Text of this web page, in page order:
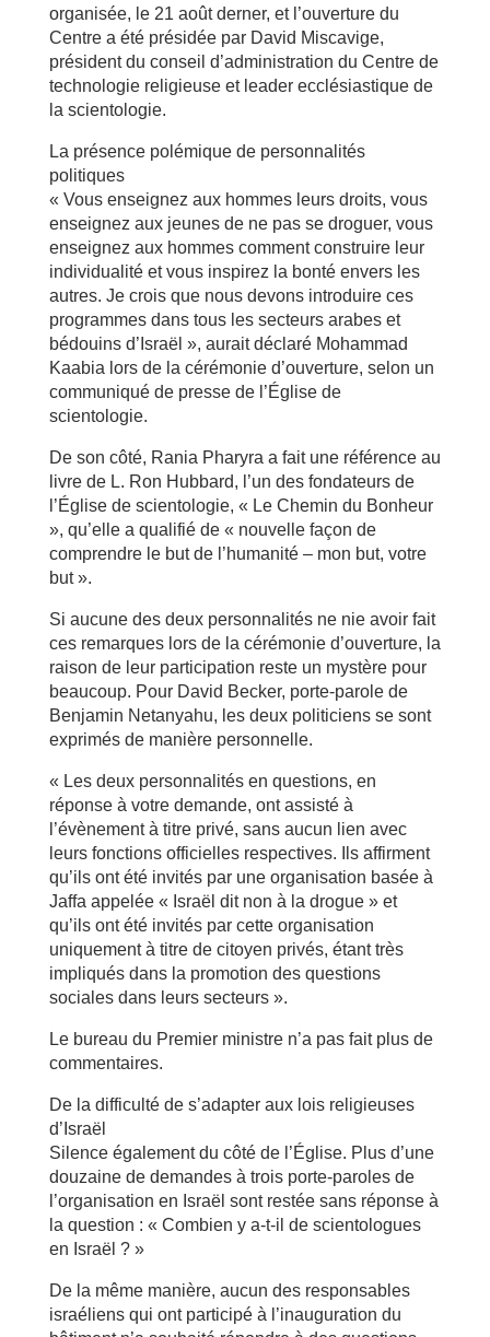
organisée, le 21 août derner, et l’ouverture du
Centre a été présidée par David Miscavige,
président du conseil d’administration du Centre de
technologie religieuse et leader ecclésiastique de
la scientologie.
La présence polémique de personnalités
politiques
« Vous enseignez aux hommes leurs droits, vous
enseignez aux jeunes de ne pas se droguer, vous
enseignez aux hommes comment construire leur
individualité et vous inspirez la bonté envers les
autres. Je crois que nous devons introduire ces
programmes dans tous les secteurs arabes et
bédouins d’Israël », aurait déclaré Mohammad
Kaabia lors de la cérémonie d’ouverture, selon un
communiqué de presse de l’Église de
scientologie.
De son côté, Rania Pharyra a fait une référence au
livre de L. Ron Hubbard, l’un des fondateurs de
l’Église de scientologie, « Le Chemin du Bonheur
», qu’elle a qualifié de « nouvelle façon de
comprendre le but de l’humanité – mon but, votre
but ».
Si aucune des deux personnalités ne nie avoir fait
ces remarques lors de la cérémonie d’ouverture, la
raison de leur participation reste un mystère pour
beaucoup. Pour David Becker, porte-parole de
Benjamin Netanyahu, les deux politiciens se sont
exprimés de manière personnelle.
« Les deux personnalités en questions, en
réponse à votre demande, ont assisté à
l’évènement à titre privé, sans aucun lien avec
leurs fonctions officielles respectives. Ils affirment
qu’ils ont été invités par une organisation basée à
Jaffa appelée « Israël dit non à la drogue » et
qu’ils ont été invités par cette organisation
uniquement à titre de citoyen privés, étant très
impliqués dans la promotion des questions
sociales dans leurs secteurs ».
Le bureau du Premier ministre n’a pas fait plus de
commentaires.
De la difficulté de s’adapter aux lois religieuses
d’Israël
Silence également du côté de l’Église. Plus d’une
douzaine de demandes à trois porte-paroles de
l’organisation en Israël sont restée sans réponse à
la question : « Combien y a-t-il de scientologues
en Israël ? »
De la même manière, aucun des responsables
israéliens qui ont participé à l’inauguration du